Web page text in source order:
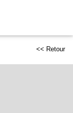
<< Retour